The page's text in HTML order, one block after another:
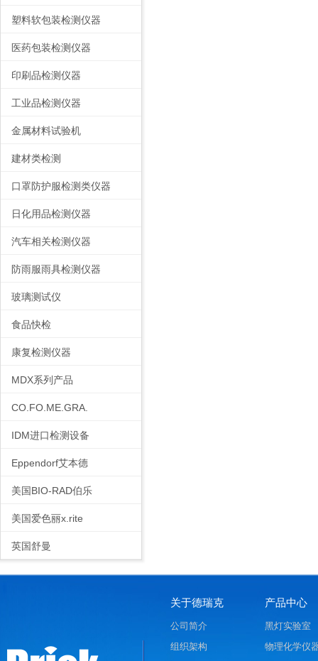
塑料软包装检测仪器
医药包装检测仪器
印刷品检测仪器
工业品检测仪器
金属材料试验机
建材类检测
口罩防护服检测类仪器
日化用品检测仪器
汽车相关检测仪器
防雨服雨具检测仪器
玻璃测试仪
食品快检
康复检测仪器
MDX系列产品
CO.FO.ME.GRA.
IDM进口检测设备
Eppendorf艾本德
美国BIO-RAD伯乐
美国爱色丽x.rite
英国舒曼
关于德瑞克
公司简介
组织架构
产品中心
黑灯实验室
物理化学仪